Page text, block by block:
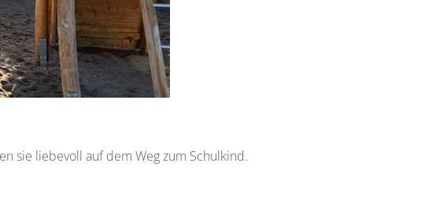
sie liebevoll auf dem Weg zum Schulkind.